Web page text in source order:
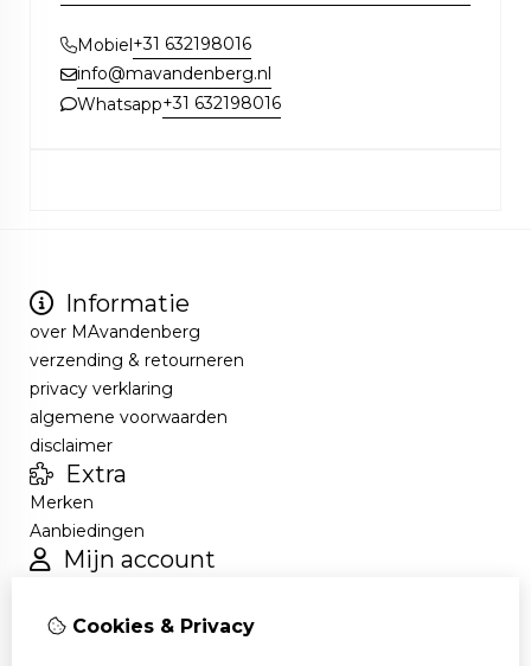
Mobiel+31 632198016
info@mavandenberg.nl
Whatsapp+31 632198016
Informatie
over MAvandenberg
verzending & retourneren
privacy verklaring
algemene voorwaarden
disclaimer
Extra
Merken
Aanbiedingen
Mijn account
Bestelhistorie
Cookies & Privacy